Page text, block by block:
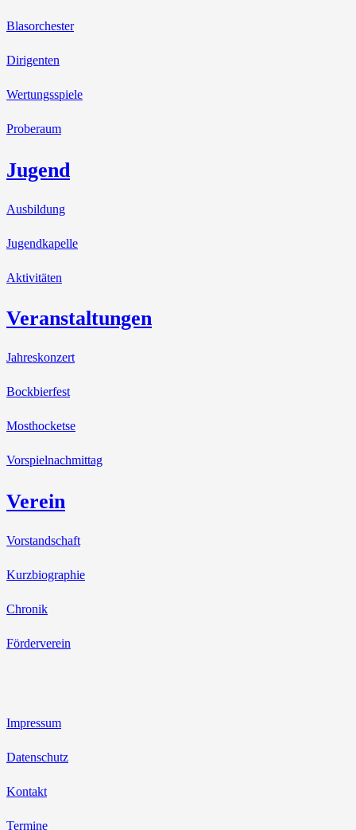
Blasorchester
Dirigenten
Wertungsspiele
Proberaum
Jugend
Ausbildung
Jugendkapelle
Aktivitäten
Veranstaltungen
Jahreskonzert
Bockbierfest
Mosthocketse
Vorspielnachmittag
Verein
Vorstandschaft
Kurzbiographie
Chronik
Förderverein
Impressum
Datenschutz
Kontakt
Termine